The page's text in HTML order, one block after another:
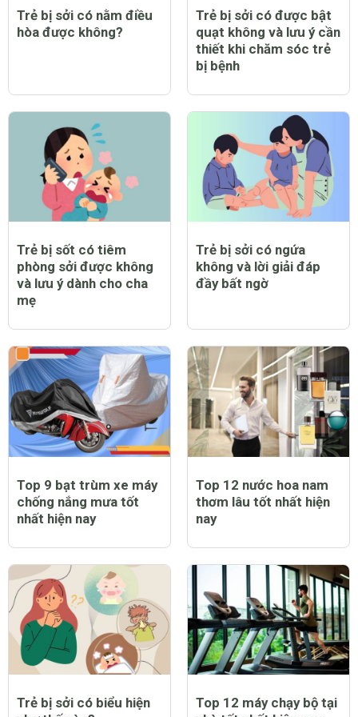
Lễ vật, cách sắp mâm
và các nghi thức cúng
Tổng hợp 60 bài hát ru
con mẹ dễ hát, con dễ
ngủ
sinh hết rướn mình, vặn
mình khi ngủ
cho trẻ nhỏ đơn giản
mà hiệu quả
CHỦ ĐỀ MỚI
Trẻ bị sởi có nằm điều
hòa được không?
Trẻ bị sởi có được bật
quạt không và lưu ý cần
thiết khi chăm sóc trẻ
bị bệnh